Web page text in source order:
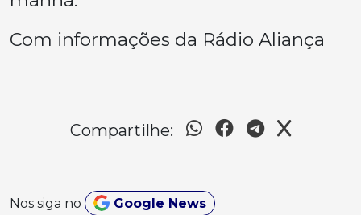
Com informações da Rádio Aliança
Compartilhe:
Nos siga no Google News